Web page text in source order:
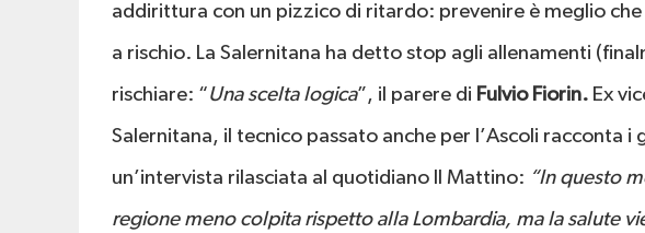
addirittura con un pizzico di ritardo: prevenire è meglio
a rischio. La Salernitana ha detto stop agli allenamenti
rischiare: “Una scelta logica”, il parere di Fulvio Fiorin. Ex
Salernitana, il tecnico passato anche per l’Ascoli racconta i
un’intervista rilasciata al quotidiano Il Mattino: “In questo
regione meno colpita rispetto alla Lombardia, ma la salute